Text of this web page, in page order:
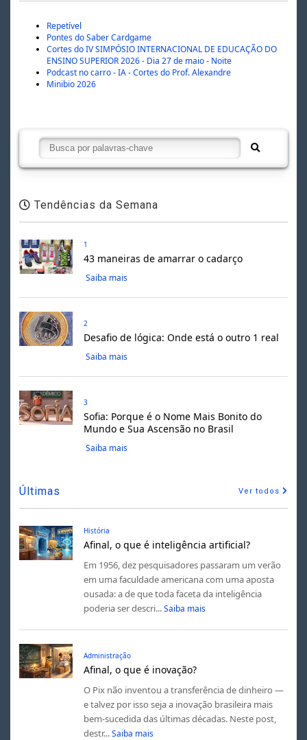
Repetível
Pontes do Saber Cardgame
Cortes do IV SIMPÓSIO INTERNACIONAL DE EDUCAÇÃO DO
ENSINO SUPERIOR 2026 - Dia 27 de maio - Noite
Podcast no carro - IA - Cortes do Prof. Alexandre
Minibio 2026
Tendências da Semana
1
43 maneiras de amarrar o cadarço
Saiba mais
2
Desafio de lógica: Onde está o outro 1 real
Saiba mais
3
Sofia: Porque é o Nome Mais Bonito do
Mundo e Sua Ascensão no Brasil
Saiba mais
Últimas Ver todos
História
Afinal, o que é inteligência artificial?
Em 1956, dez pesquisadores passaram um verão
em uma faculdade americana com uma aposta
ousada: a de que toda faceta da inteligência
poderia ser descri... Saiba mais
Administração
Afinal, o que é inovação?
O Pix não inventou a transferência de dinheiro —
e talvez por isso seja a inovação brasileira mais
bem-sucedida das últimas décadas. Neste post,
destr... Saiba mais